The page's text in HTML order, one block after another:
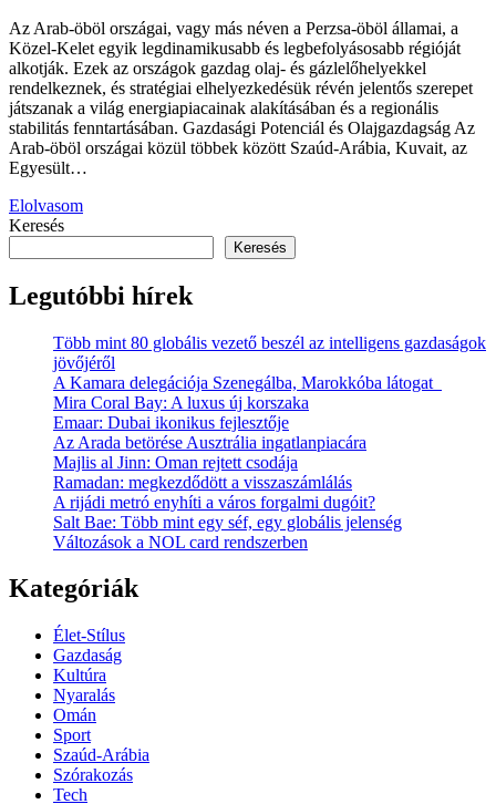
Az Arab-öböl országai, vagy más néven a Perzsa-öböl államai, a
Közel-Kelet egyik legdinamikusabb és legbefolyásosabb régióját
alkotják. Ezek az országok gazdag olaj- és gázlelőhelyekkel
rendelkeznek, és stratégiai elhelyezkedésük révén jelentős szerepet
játszanak a világ energiapiacainak alakításában és a regionális
stabilitás fenntartásában. Gazdasági Potenciál és Olajgazdagság Az
Arab-öböl országai közül többek között Szaúd-Arábia, Kuvait, az
Egyesült…
Elolvasom
Keresés
Keresés
Legutóbbi hírek
Több mint 80 globális vezető beszél az intelligens gazdaságok
jövőjéről
A Kamara delegációja Szenegálba, Marokkóba látogat
Mira Coral Bay: A luxus új korszaka
Emaar: Dubai ikonikus fejlesztője
Az Arada betörése Ausztrália ingatlanpiacára
Majlis al Jinn: Oman rejtett csodája
Ramadan: megkezdődött a visszaszámlálás
A rijádi metró enyhíti a város forgalmi dugóit?
Salt Bae: Több mint egy séf, egy globális jelenség
Változások a NOL card rendszerben
Kategóriák
Élet-Stílus
Gazdaság
Kultúra
Nyaralás
Omán
Sport
Szaúd-Arábia
Szórakozás
Tech